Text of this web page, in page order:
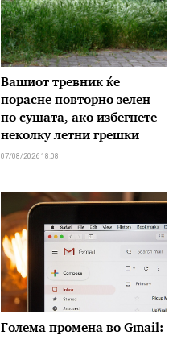
Вашиот тревник ќе
порасне повторно зелен
по сушата, ако избегнете
неколку летни грешки
07/08/2026 18:08
Голема промена во Gmail: